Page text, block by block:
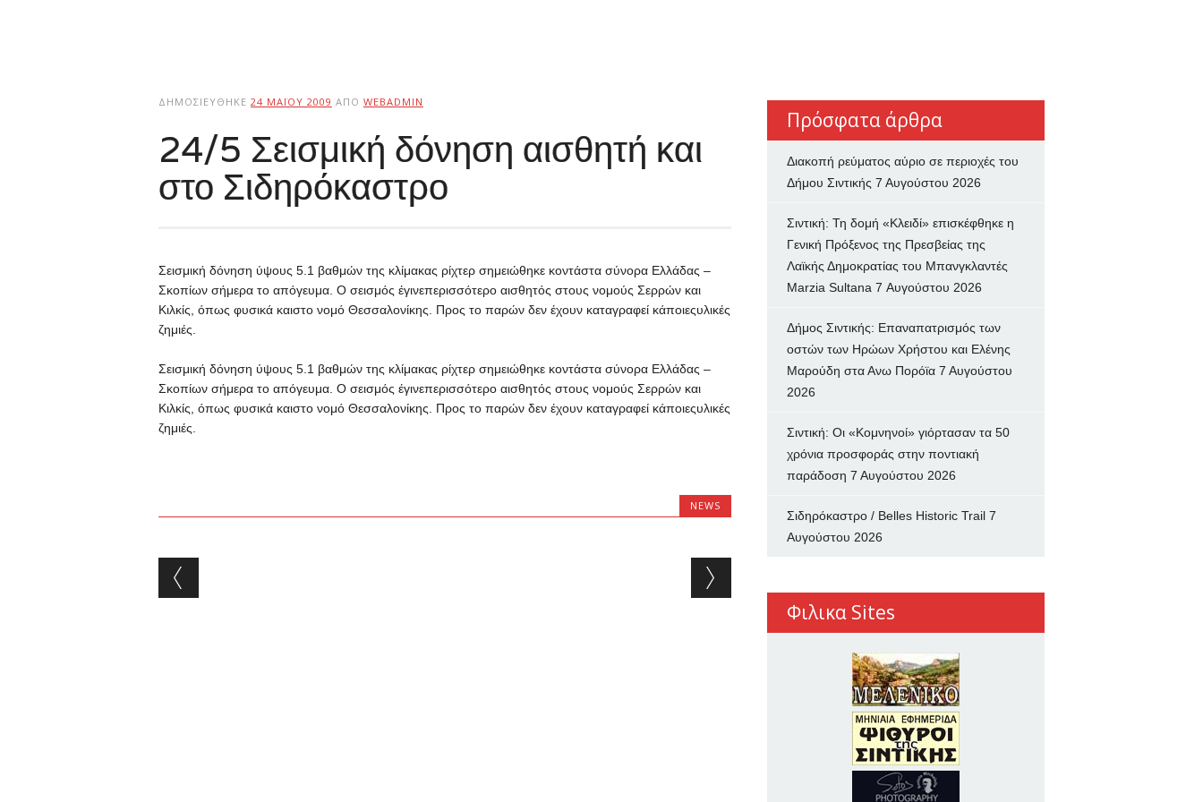
ΔΗΜΟΣΙΕΎΘΗΚΕ 24 ΜΑΪ́ΟΥ 2009 ΑΠΌ WEBADMIN
24/5 Σεισμική δόνηση αισθητή και
στο Σιδηρόκαστρο
Σεισμική δόνηση ύψους 5.1 βαθμών της κλίμακας ρίχτερ σημειώθηκε κοντάστα σύνορα Ελλάδας –
Σκοπίων σήμερα το απόγευμα. Ο σεισμός έγινεπερισσότερο αισθητός στους νομούς Σερρών και
Κιλκίς, όπως φυσικά καιστο νομό Θεσσαλονίκης. Προς το παρών δεν έχουν καταγραφεί κάποιεςυλικές
ζημιές.
Σεισμική δόνηση ύψους 5.1 βαθμών της κλίμακας ρίχτερ σημειώθηκε κοντάστα σύνορα Ελλάδας –
Σκοπίων σήμερα το απόγευμα. Ο σεισμός έγινεπερισσότερο αισθητός στους νομούς Σερρών και
Κιλκίς, όπως φυσικά καιστο νομό Θεσσαλονίκης. Προς το παρών δεν έχουν καταγραφεί κάποιεςυλικές
ζημιές.
NEWS
Post navigation
Πρόσφατα άρθρα
Διακοπή ρεύματος αύριο σε περιοχές του
Δήμου Σιντικής 7 Αυγούστου 2026
Σιντική: Τη δομή «Κλειδί» επισκέφθηκε η
Γενική Πρόξενος της Πρεσβείας της
Λαϊκής Δημοκρατίας του Μπανγκλαντές
Marzia Sultana 7 Αυγούστου 2026
Δήμος Σιντικής: Επαναπατρισμός των
oστών των Ηρώων Χρήστου και Ελένης
Μαρούδη στα Ανω Πορόϊα 7 Αυγούστου
2026
Σιντική: Οι «Κομνηνοί» γιόρτασαν τα 50
χρόνια προσφοράς στην ποντιακή
παράδοση 7 Αυγούστου 2026
Σιδηρόκαστρο / Belles Historic Trail 7
Αυγούστου 2026
Φιλικα Sites